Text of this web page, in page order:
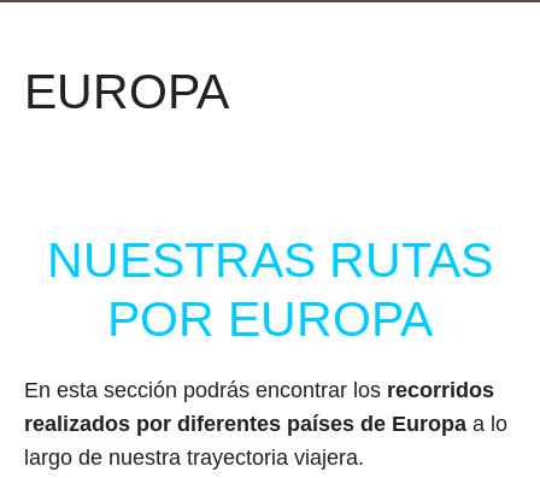
EUROPA
NUESTRAS RUTAS
POR EUROPA
En esta sección podrás encontrar los recorridos
realizados por diferentes países de Europa a lo
largo de nuestra trayectoria viajera.